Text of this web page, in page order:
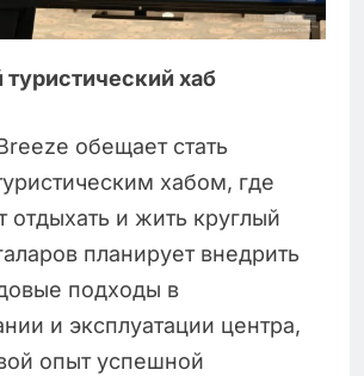
хаб
обещает стать
хабом, где
отдыхать и жить круглый
планирует внедрить
подходы в
и эксплуатации центра,
опыт успешной